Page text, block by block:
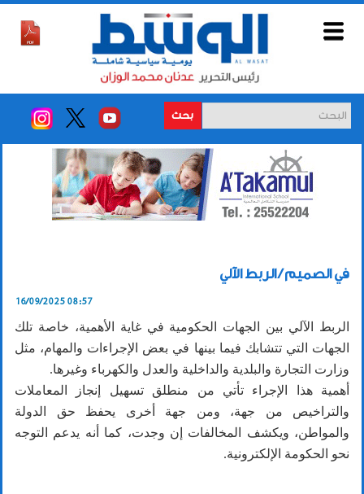
بحث
في الصميم / الربط الآلي
16/09/2025 08:57
الربط الآلي بين الجهات الحكومية في غاية الأهمية، خاصة تلك
الجهات التي تتشابك فيما بينها في بعض الإجراءات والمهام، مثل
وزارت التجارة والبلدية والداخلية والعدل والكهرباء وغيرها.
أهمية هذا الإجراء تأتي من منطلق تسهيل إنجاز المعاملات
والتراخيص من جهة، ومن جهة أخرى يحفظ حق الدولة
والمواطن، ويكشف المخالفات إن وجدت، كما أنه يدعم التوجه
نحو الحكومة الإلكترونية.